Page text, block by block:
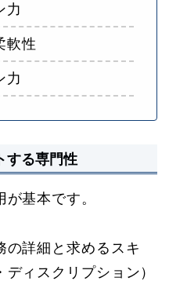
力
軟性
力
する専門性
基本です。
の詳細と求めるスキ
ィスクリプション）